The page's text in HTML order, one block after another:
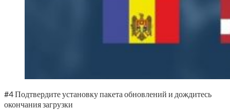
#4 Подтвердите установку пакета обновлений и дождитесь
окончания загрузки